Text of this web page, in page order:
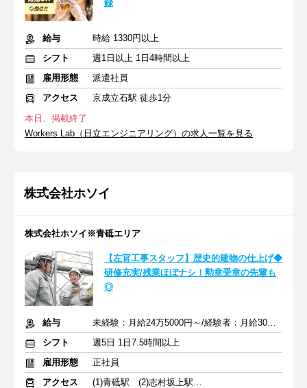
録
給与
時給 1330円以上
シフト
週1日以上 1日4時間以上
雇用形態
派遣社員
アクセス
京成立石駅 徒歩1分
本日、掲載終了
Workers Lab（日立エンジニアリング）の求人一覧を見る
株式会社ホソイ
株式会社ホソイ※青砥エリア
【左官工事スタッフ】歴史的建物の仕上げ◆
研修充実/残業ほぼナシ！勲章受章の先輩も
◎
給与
未経験：月給24万5000円～/経験者：月給30万8000円～ ※手当あり
シフト
週5日 1日7.5時間以上
雇用形態
正社員
アクセス
(1)青砥駅 (2)志村坂上駅 (3)武蔵小金井駅